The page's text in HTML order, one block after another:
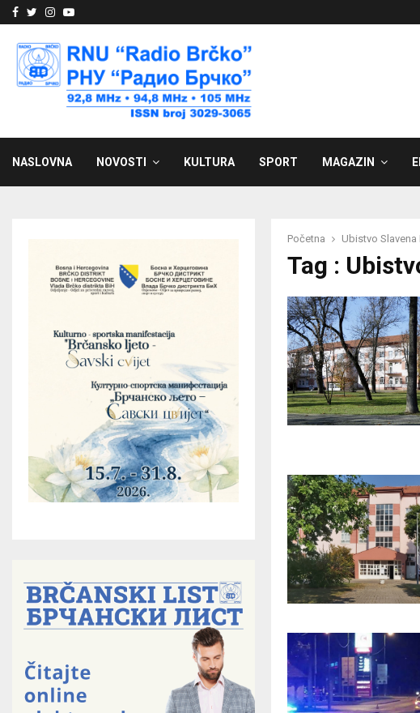
Facebook
Twitter
Instagram
Youtube
NASLOVNA NOVOSTI KULTURA SPORT MAGAZIN
Početna Ubistvo Slavena
Tag :